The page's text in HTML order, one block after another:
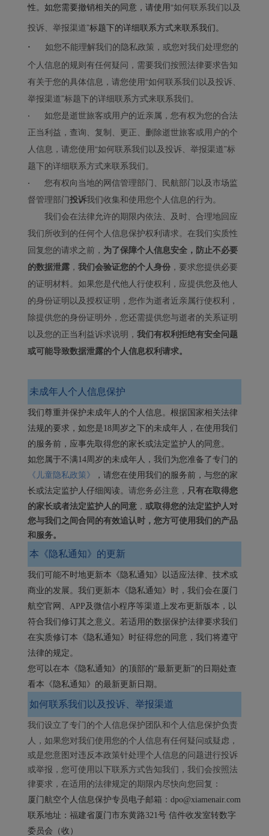
性。如您需要撤销相关的同意，请使用“如何联系我们以及
投诉、举报渠道”标题下的详细联系方式来联系我们。
·
如您不能理解我们的隐私政策，或您对我们处理您的
个人信息的规则有任何疑问，需要我们按照法律要求告知
有关于您的具体信息，请您使用“如何联系我们以及投诉、
举报渠道”标题下的详细联系方式来联系我们。
·
如您是逝世旅客或用户的近亲属，您有权为您的合法
正当利益，查询、复制、更正、删除逝世旅客或用户的个
人信息，请您使用“如何联系我们以及投诉、举报渠道”标
题下的详细联系方式来联系我们。
· 您有权向当地的网信管理部门、民航部门以及市场监
督管理部门投诉我们收集和使用您个人信息的行为。
我们会在法律允许的期限内依法、及时、合理地回应
我们所收到的任何个人信息保护权利请求。在我们实质性
回复您的请求之前， 为了保障个人信息安全，防止不必要
的数据泄露 ， 我们会验证您的个人身份 ，要求您提供必要
的证明材料。如果您是代他人行使权利，应提供您及他人
的身份证明以及授权证明，您作为逝者近亲属行使权利，
除提供您的身份证明外，您还需提供您与逝者的关系证明
以及您的正当利益诉求说明， 我们有权利拒绝有安全问题
或可能导致数据泄露的个人信息权利请求。
未成年人个人信息保护
我们尊重并保护未成年人的个人信息。根据国家相关法律
法规的要求，如您是18周岁之下的未成年人，在使用我们
的服务前，应事先取得您的家长或法定监护人的同意。
如您属于不满14周岁的未成年人，我们为您准备了专门的
《儿童隐私政策》
，请您在使用我们的服务前，与您的家
长或法定监护人仔细阅读。 请您务必注意， 只有在取得您
的家长或者法定监护人的同意 ， 或取得您的法定监护人对
您与我们之间合同的有效追认时，您方可使用我们的产品
和服务。
本《隐私通知》的更新
我们可能不时地更新本《隐私通知》以适应法律、技术或
商业的发展。我们更新本《隐私通知》时，我们会在厦门
航空官网、APP及微信小程序等渠道上发布更新版本，以
符合我们修订其之意义。若适用的数据保护法律要求我们
在实质修订本《隐私通知》时征得您的同意，我们将遵守
法律的规定。
您可以在本《隐私通知》的顶部的“最新更新”的日期处查
看本《隐私通知》的最新更新日期。
如何联系我们以及投诉、举报渠道
我们设立了专门的个人信息保护团队和个人信息保护负责
人，如果您对我们使用您的个人信息有任何疑问或疑虑，
或是您意图对违反本政策针处理个人信息的问题进行投诉
或举报，您可使用以下联系方式告知我们，我们会按照法
律要求，在适用的法律规定的期限内尽快向您回复：
厦门航空个人信息保护专员电子邮箱： dpo@xiamenair.com
联系地址： 福建省厦门市东黄路321号 信件收发室转数字
委员会（收）